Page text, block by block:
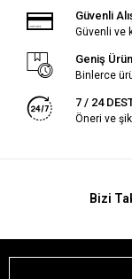
Güvenli
Güvenli ve
Geniş
Binlerce
7 / 24
Öneri ve
Bizi